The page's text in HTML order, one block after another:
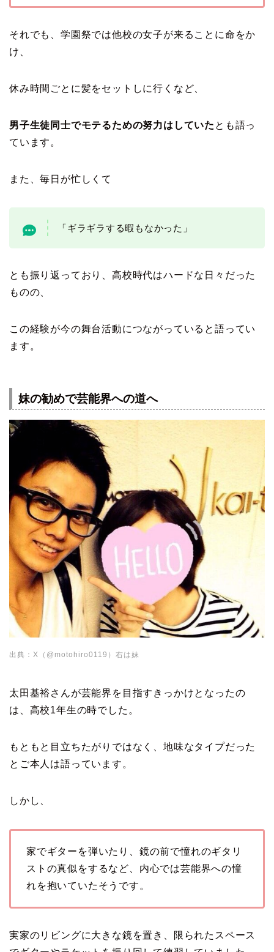
それでも、学園祭では他校の女子が来ることに命をか
け、
休み時間ごとに髪をセットしに行くなど、
男子生徒同士でモテるための努力はしていた とも語っ
ています。
また、毎日が忙しくて
「ギラギラする暇もなかった」
とも振り返っており、高校時代はハードな日々だった
ものの、
この経験が今の舞台活動につながっていると語ってい
ます。
妹の勧めで芸能界への道へ
出典：X（@motohiro0119）右は妹
太田基裕さんが芸能界を目指すきっかけとなったの
は、高校1年生の時でした。
もともと目立ちたがりではなく、地味なタイプだった
とご本人は語っています。
しかし、
家でギターを弾いたり、鏡の前で憧れのギタリ
ストの真似をするなど、内心では芸能界への憧
れを抱いていたそうです。
実家のリビングに大きな鏡を置き、限られたスペース